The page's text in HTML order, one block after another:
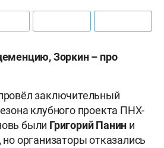
Зоркин – про
заключительный
клубного проекта ПНХ-
были Григорий Панин и
но организаторы отказались